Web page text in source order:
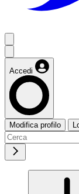
Accedi
Modifica profilo